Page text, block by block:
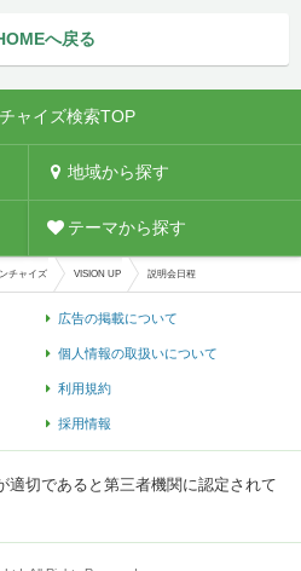
へ戻る
ャイズ検索TOP
地域から探す
テーマから探す
チャイズ VISION UP 説明会日程
広告の掲載について
個人情報の取扱いについて
利用規約
採用情報
適切であると第三者機関に認定されて